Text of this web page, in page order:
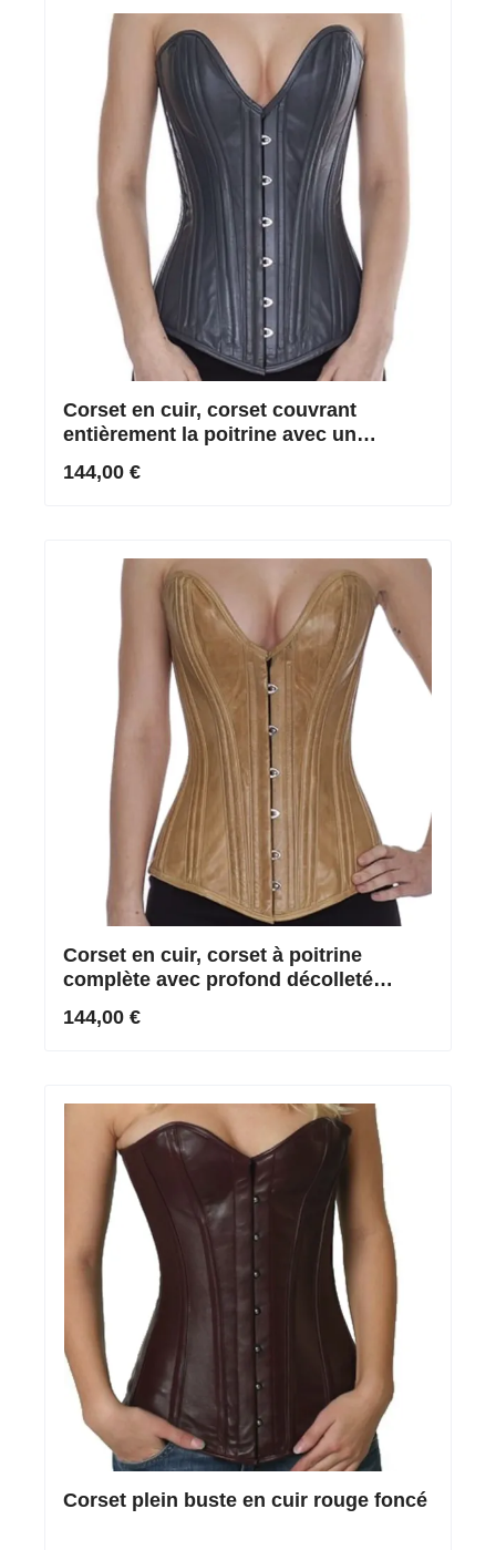
Corset en cuir, corset couvrant
entièrement la poitrine avec un
144,00 €
Corset en cuir, corset à poitrine
complète avec profond décolleté
144,00 €
Corset plein buste en cuir rouge foncé